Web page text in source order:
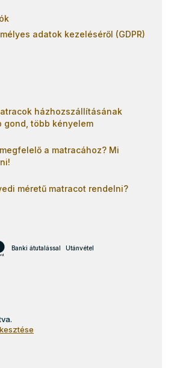
adatok kezeléséről (GDPR)
házhozszállításának
gond, több kényelem
a matracához? Mi
méretű matracot rendelni?
Banki átutalással Utánvétel